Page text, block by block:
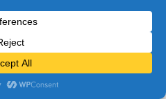
- Tous droits réservés
PARABOLA